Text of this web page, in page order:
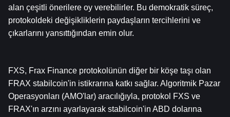
alan çeşitli önerilere oy verebilirler. Bu demokratik süreç,
protokoldeki değişikliklerin paydaşların tercihlerini ve
çıkarlarını yansıttığından emin olur.
FXS, Frax Finance protokolünün diğer bir köşe taşı olan
FRAX stabilcoin'in istikrarına katkı sağlar. Algoritmik Pazar
Operasyonları (AMO'lar) aracılığıyla, protokol FXS ve
FRAX'ın arzını ayarlayarak stabilcoin'in ABD dolarına